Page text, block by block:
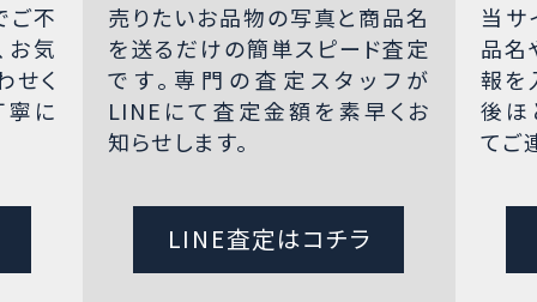
ご不
お気
せく
寧に
売りたいお品物の写真と商品名
を送るだけの簡単スピード査定
です。専門の査定スタッフが
LINEにて査定金額を素早くお
知らせします。
LINE査定はコチラ
当サ
品名
報を
後ほ
てご